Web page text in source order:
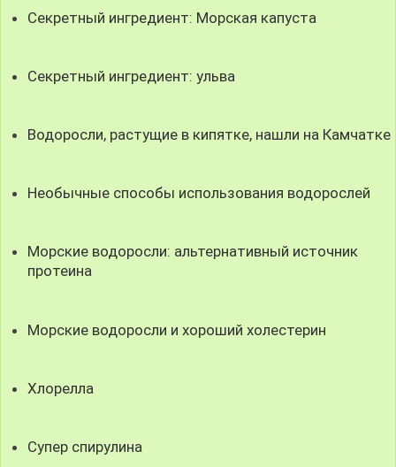
Секретный ингредиент: Морская капуста
Секретный ингредиент: ульва
Водоросли, растущие в кипятке, нашли на Камчатке
Необычные способы использования водорослей
Морские водоросли: альтернативный источник
протеина
Морские водоросли и хороший холестерин
Хлорелла
Супер спирулина